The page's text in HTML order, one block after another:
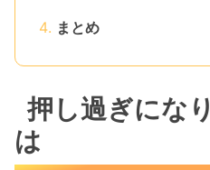
まとめ
押し過ぎにな
は